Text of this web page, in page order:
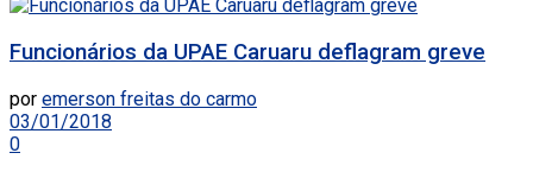
Funcionários da UPAE Caruaru deflagram greve
por emerson freitas do carmo
03/01/2018
0